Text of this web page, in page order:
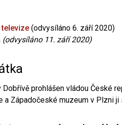
televize (odvysíláno 6. září 2020)
(odvysíláno 11. září 2020)
prohlášen vládou České
Západočeské muzeum v Plzni ji